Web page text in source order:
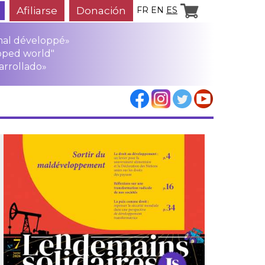
Afiliarse Donación FR EN ES
développé»
world"